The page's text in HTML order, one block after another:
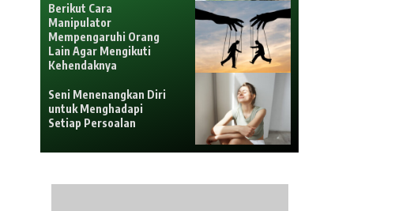
Berikut Cara
Manipulator
Mempengaruhi Orang
Lain Agar Mengikuti
Kehendaknya
Seni Menenangkan Diri
untuk Menghadapi
Setiap Persoalan